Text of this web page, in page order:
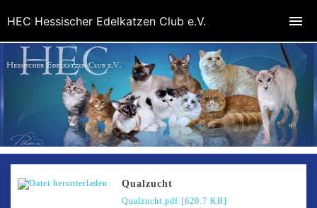
Qualzucht
Qualzucht.pdf [620.7 KB]
HEC Hessischer Edelkatzen Club e.V.